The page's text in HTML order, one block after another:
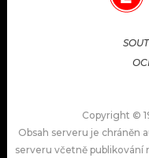
Copyright ©
Obsah serveru je chráněn
serveru včetně publikování